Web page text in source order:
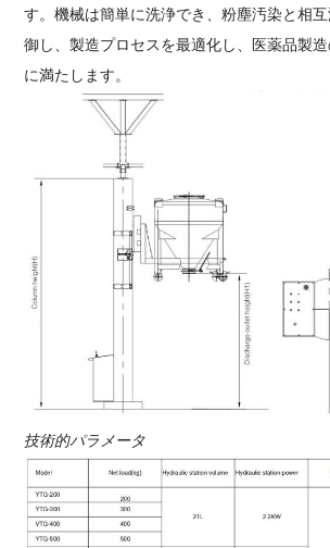
す。機械は簡単に洗浄でき、粉塵汚染と相
御し、製造プロセスを最適化し、医薬品製
に満たします。
技術的パラメータ